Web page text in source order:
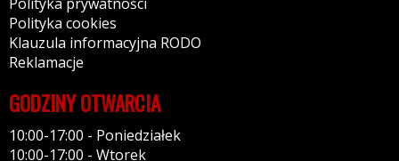
Polityka cookies
Klauzula informacyjna RODO
Reklamacje
GODZINY OTWARCIA
10:00-17:00 - Poniedziałek
10:00-17:00 - Wtorek